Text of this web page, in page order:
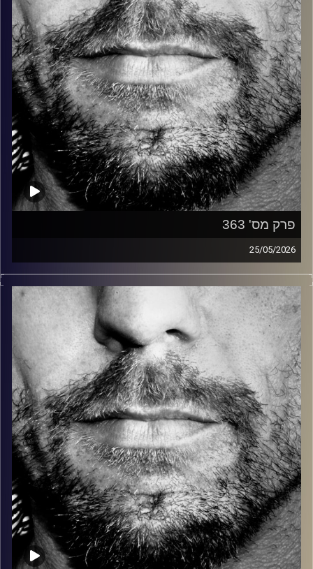
פרק מס' 363
25/05/2026
זיפים, מוזיקה מחוספסת של הופעות חיות. הרבה ג'אם, רוק,
בלוז, bluegrass, ג'אז, Fאנק, פרוגרסיב ואפילו אלקטרוניקה.
כל מה שחי, אמיתי ונושם.
עם שמוליק רגב.
קרדיט תמונות: David Goehring